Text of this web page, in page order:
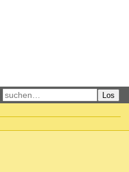
Los